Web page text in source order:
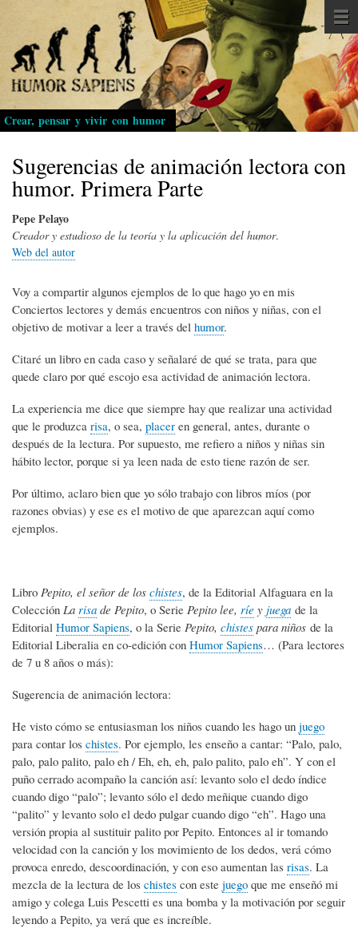
Pasar
al
contenido
principal
Crear, pensar y vivir con humor
Sugerencias de animación lectora con
humor. Primera Parte
Pepe Pelayo
Creador y estudioso de la teoría y la aplicación del humor.
Web del autor
Voy a compartir algunos ejemplos de lo que hago yo en mis
Conciertos lectores y demás encuentros con niños y niñas, con el
objetivo de motivar a leer a través del humor.
Citaré un libro en cada caso y señalaré de qué se trata, para que
quede claro por qué escojo esa actividad de animación lectora.
La experiencia me dice que siempre hay que realizar una actividad
que le produzca risa, o sea, placer en general, antes, durante o
después de la lectura. Por supuesto, me refiero a niños y niñas sin
hábito lector, porque si ya leen nada de esto tiene razón de ser.
Por último, aclaro bien que yo sólo trabajo con libros míos (por
razones obvias) y ese es el motivo de que aparezcan aquí como
ejemplos.
Libro Pepito, el señor de los chistes, de la Editorial Alfaguara en la
Colección La risa de Pepito, o Serie Pepito lee, ríe y juega de la
Editorial Humor Sapiens, o la Serie Pepito, chistes para niños de la
Editorial Liberalia en co-edición con Humor Sapiens… (Para lectores
de 7 u 8 años o más):
Sugerencia de animación lectora:
He visto cómo se entusiasman los niños cuando les hago un juego
para contar los chistes. Por ejemplo, les enseño a cantar: “Palo, palo,
palo, palo palito, palo eh / Eh, eh, eh, palo palito, palo eh”. Y con el
puño cerrado acompaño la canción así: levanto solo el dedo índice
cuando digo “palo”; levanto sólo el dedo meñique cuando digo
“palito” y levanto solo el dedo pulgar cuando digo “eh”. Hago una
versión propia al sustituir palito por Pepito. Entonces al ir tomando
velocidad con la canción y los movimiento de los dedos, verá cómo
provoca enredo, descoordinación, y con eso aumentan las risas. La
mezcla de la lectura de los chistes con este juego que me enseñó mi
amigo y colega Luis Pescetti es una bomba y la motivación por seguir
leyendo a Pepito, ya verá que es increíble.